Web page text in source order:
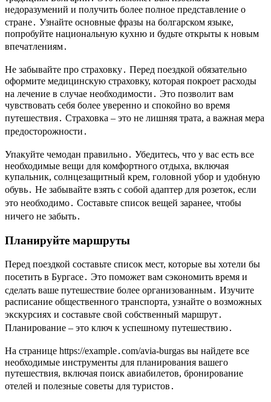
недоразумений и получить более полное представление о
стране․ Узнайте основные фразы на болгарском языке,
попробуйте национальную кухню и будьте открыты к новым
впечатлениям․
Не забывайте про страховку․ Перед поездкой обязательно
оформите медицинскую страховку, которая покроет расходы
на лечение в случае необходимости․ Это позволит вам
чувствовать себя более уверенно и спокойно во время
путешествия․ Страховка – это не лишняя трата, а важная мера
предосторожности․
Упакуйте чемодан правильно․ Убедитесь, что у вас есть все
необходимые вещи для комфортного отдыха, включая
купальник, солнцезащитный крем, головной убор и удобную
обувь․ Не забывайте взять с собой адаптер для розеток, если
это необходимо․ Составьте список вещей заранее, чтобы
ничего не забыть․
Планируйте маршруты
Перед поездкой составьте список мест, которые вы хотели бы
посетить в Бургасе․ Это поможет вам сэкономить время и
сделать ваше путешествие более организованным․ Изучите
расписание общественного транспорта, узнайте о возможных
экскурсиях и составьте свой собственный маршрут․
Планирование – это ключ к успешному путешествию․
На странице https://example․com/avia-burgas вы найдете все
необходимые инструменты для планирования вашего
путешествия, включая поиск авиабилетов, бронирование
отелей и полезные советы для туристов․